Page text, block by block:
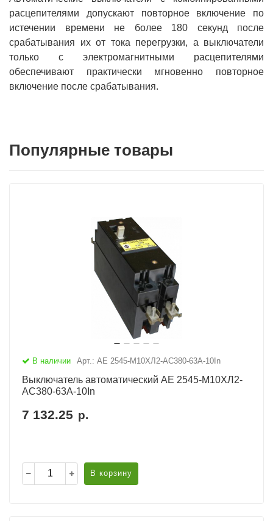
расцепителями допускают повторное включение по
истечении времени не более 180 секунд после
срабатывания их от тока перегрузки, а выключатели
только с электромагнитными расцепителями
обеспечивают практически мгновенно повторное
включение после срабатывания.
Популярные товары
В наличии Арт.: АЕ 2545-М10ХЛ2-AC380-63А-10In
Выключатель автоматический АЕ 2545-М10ХЛ2-
AC380-63А-10In
7 132.25 р.
В корзину